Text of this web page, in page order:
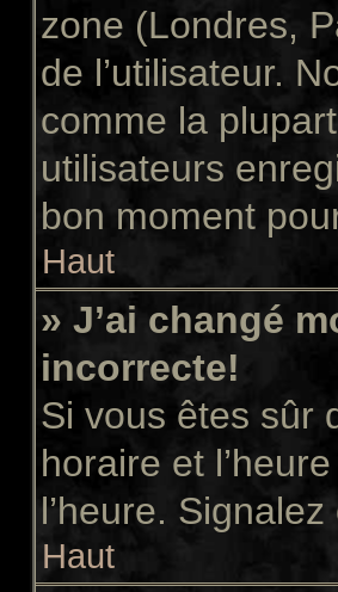
zone (Londres,
de l’utilisateur.
comme la
utilisateurs
bon moment
Haut
» J’ai changé
incorrecte!
Si vous êtes sûr
horaire et
l’heure.
Haut